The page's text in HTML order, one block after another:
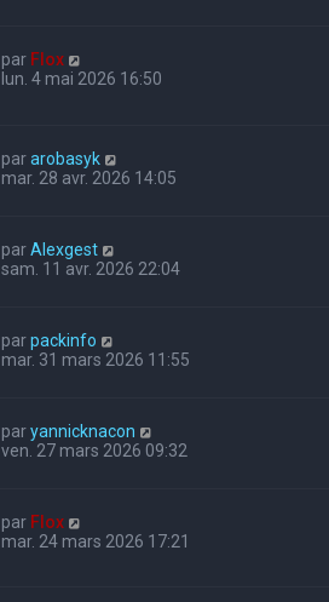
par Flox
lun. 4 mai 2026 16:50
pararobasyk
mar. 28 avr. 2026 14:05
parAlexgest
sam. 11 avr. 2026 22:04
parpackinfo
mar. 31 mars 2026 11:55
paryannicknacon
ven. 27 mars 2026 09:32
par Flox
mar. 24 mars 2026 17:21